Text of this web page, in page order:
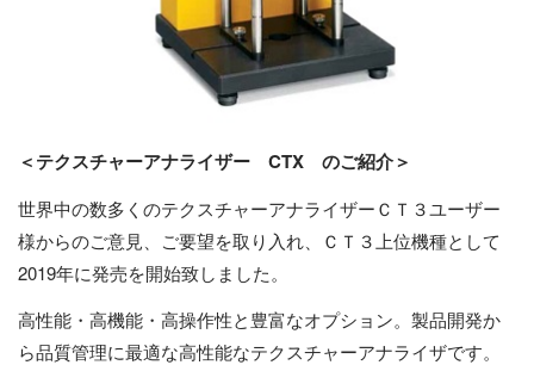
＜テクスチャーアナライザー CTX のご紹介＞
世界中の数多くのテクスチャーアナライザーＣＴ３ユーザー
様からのご意見、ご要望を取り入れ、ＣＴ３上位機種として
2019年に発売を開始致しました。
高性能・高機能・高操作性と豊富なオプション。製品開発か
ら品質管理に最適な高性能なテクスチャーアナライザです。